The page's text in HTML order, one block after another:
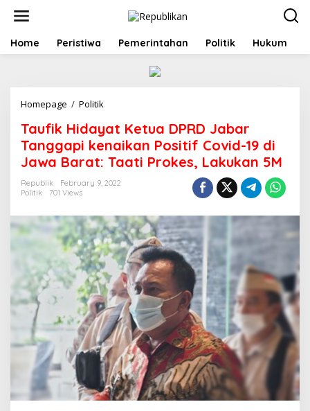
t
Home Peristiwa Pemerintahan Politik Hukum
Homepage / Politik
u
f
i
H
a
y
a
t
K
e
t
u
a
D
P
R
D
J
a
b
Taufik Hidayat Ketua DPRD Jabar
Tanggapi kenaikan Positif Covid-19 di
Jawa Barat: Taati Prokes, Lakukan 5M
Republik
February 9, 2022
Politik
701 Views